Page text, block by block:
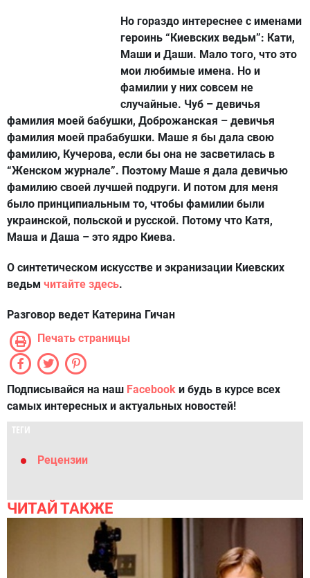
Но гораздо интереснее с именами
героинь “Киевских ведьм”: Кати,
Маши и Даши. Мало того, что это
мои любимые имена. Но и
фамилии у них совсем не
случайные. Чуб – девичья
фамилия моей бабушки, Доброжанская – девичья
фамилия моей прабабушки. Маше я бы дала свою
фамилию, Кучерова, если бы она не засветилась в
“Женском журнале”. Поэтому Маше я дала девичью
фамилию своей лучшей подруги. И потом для меня
было принципиальным то, чтобы фамилии были
украинской, польской и русской. Потому что Катя,
Маша и Даша – это ядро Киева.
О синтетическом искусстве и экранизации Киевских
ведьм читайте здесь.
Разговор ведет Катерина Гичан
Печать страницы
Подписывайся на наш Facebook и будь в курсе всех
самых интересных и актуальных новостей!
ТЕГИ
Рецензии
ЧИТАЙ ТАКЖЕ